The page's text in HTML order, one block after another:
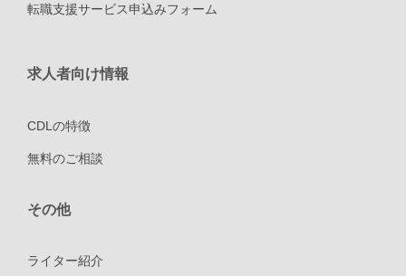
転職支援サービス申込みフォーム
求人者向け情報
CDLの特徴
無料のご相談
その他
ライター紹介